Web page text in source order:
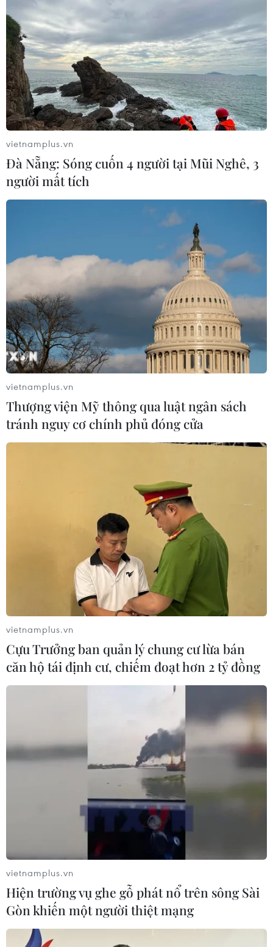
vietnamplus.vn
Đà Nẵng: Sóng cuốn 4 người tại Mũi Nghê, 3
người mất tích
vietnamplus.vn
Thượng viện Mỹ thông qua luật ngân sách
tránh nguy cơ chính phủ đóng cửa
vietnamplus.vn
Cựu Trưởng ban quản lý chung cư lừa bán
căn hộ tái định cư, chiếm đoạt hơn 2 tỷ đồng
vietnamplus.vn
Hiện trường vụ ghe gỗ phát nổ trên sông Sài
Gòn khiến một người thiệt mạng